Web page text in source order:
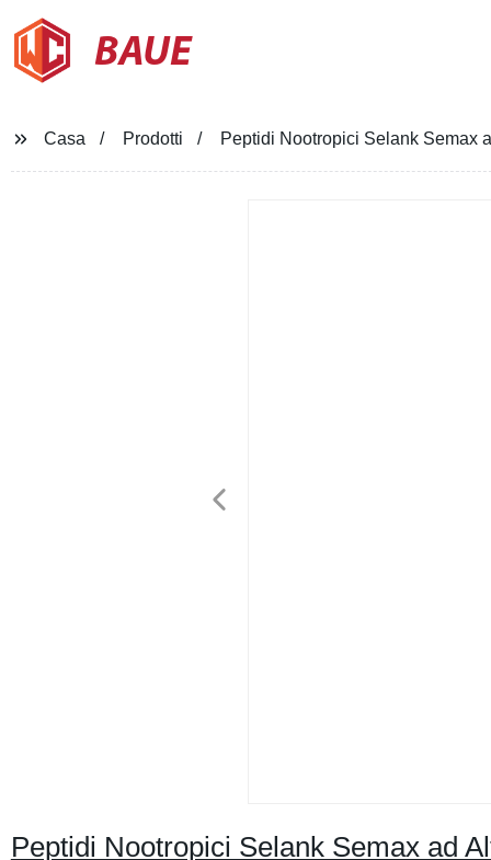
BAUE
Casa Prodotti Peptidi Nootropici Selank Semax
Peptidi Nootropici Selank Semax ad